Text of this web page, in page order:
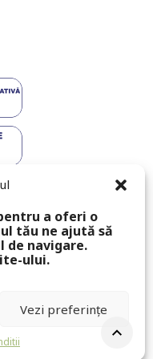
a oferi o
tău ne ajută să
de navigare.
ului.
Vezi preferințe